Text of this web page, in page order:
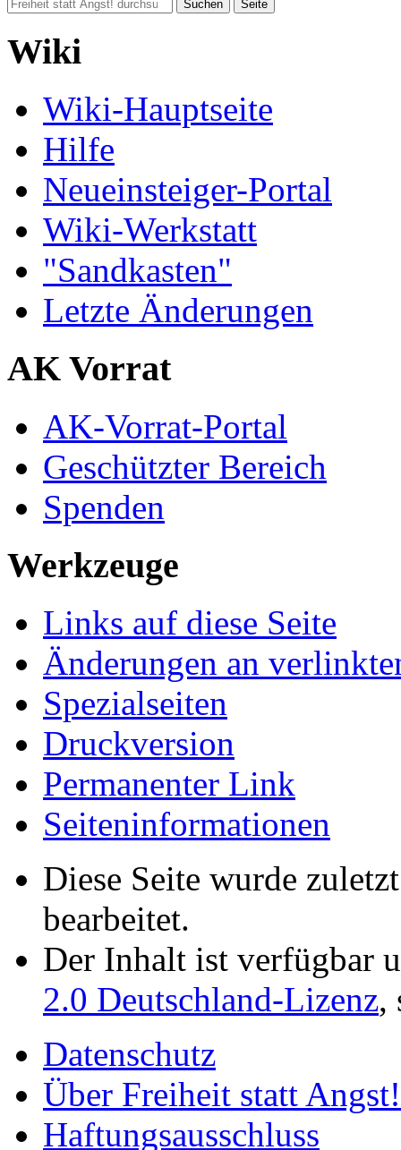
Wiki
Wiki-Hauptseite
Hilfe
Neueinsteiger-Portal
Wiki-Werkstatt
"Sandkasten"
Letzte Änderungen
AK Vorrat
AK-Vorrat-Portal
Geschützter Bereich
Spenden
Werkzeuge
Links auf diese Seite
Änderungen an
Spezialseiten
Druckversion
Permanenter Link
Seiten­­informationen
Diese Seite wurde
bearbeitet.
Der Inhalt ist verfügbar
2.0 Deutschland-Lizenz,
Datenschutz
Über Freiheit statt Angst!
Haftungsausschluss